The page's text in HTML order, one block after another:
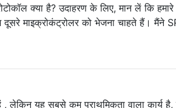
क्या है? उदाहरण के लिए, मान लें कि
माइक्रोकंट्रोलर को भेजना चाहते हैं। मैंने
लेकिन यह सबसे कम प्राथमिकता वाला कार्य